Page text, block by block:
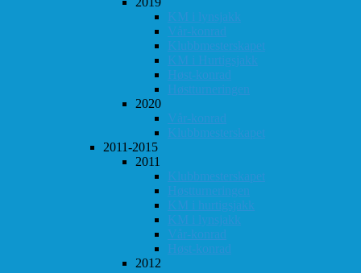
KM i lynsjakk
Vår-konrad
Klubbmesterskapet
KM i Hurtigsjakk
Høst-konrad
Høstturneringen
2020
Vår-konrad
Klubbmesterskapet
2011-2015
2011
Klubbmesterskapet
Høstturneringen
KM i hurtigsjakk
KM i lynsjakk
Vår-konrad
Høst-konrad
2012